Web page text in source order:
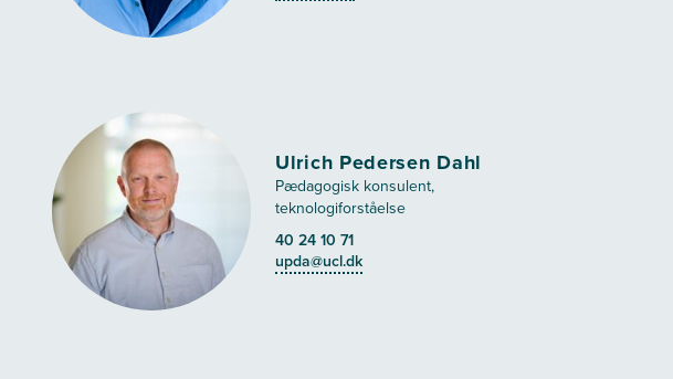
Ulrich Pedersen Dahl
Pædagogisk konsulent,
teknologiforståelse
40 24 10 71
upda@ucl.dk